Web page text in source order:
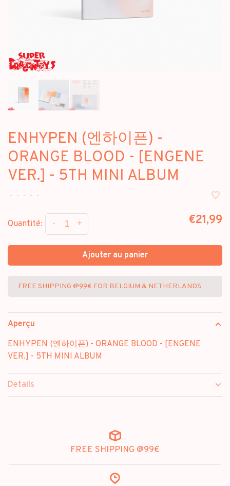
ENHYPEN (엔하이픈) -
ORANGE BLOOD - [ENGENE
VER.] - 5TH MINI ALBUM
• • • • •
Quantité: +
- €21,99
Ajouter au panier
FREE SHIPPING @99€ FOR BELGIUM & NETHERLANDS
Aperçu
ENHYPEN (엔하이픈) - ORANGE BLOOD - [ENGENE
VER.] - 5TH MINI ALBUM
Details
FREE SHIPPING @99€